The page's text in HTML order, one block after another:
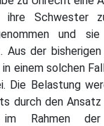
ihre Schwester
und
Aus der
einem solchen
Die Belastung
durch den Ansatz
im Rahmen der